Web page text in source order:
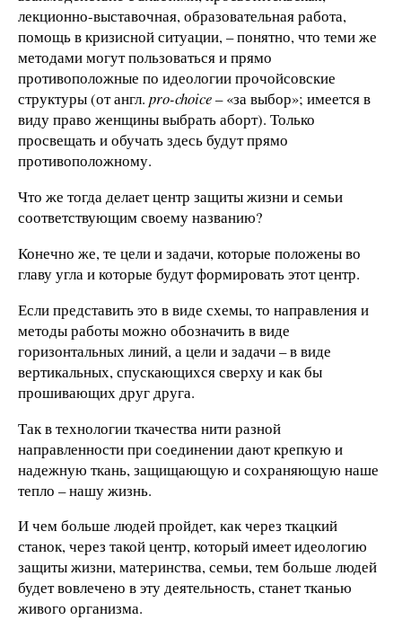
лекционно-выставочная, образовательная работа,
помощь в кризисной ситуации, – понятно, что теми же
методами могут пользоваться и прямо
противоположные по идеологии прочойсовские
структуры (от англ. pro-choice– «за выбор»; имеется в
виду право женщины выбрать аборт). Только
просвещать и обучать здесь будут прямо
противоположному.
Что же тогда делает центр защиты жизни и семьи
соответствующим своему названию?
Конечно же, те цели и задачи, которые положены во
главу угла и которые будут формировать этот центр.
Если представить это в виде схемы, то направления и
методы работы можно обозначить в виде
горизонтальных линий, а цели и задачи – в виде
вертикальных, спускающихся сверху и как бы
прошивающих друг друга.
Так в технологии ткачества нити разной
направленности при соединении дают крепкую и
надежную ткань, защищающую и сохраняющую наше
тепло – нашу жизнь.
И чем больше людей пройдет, как через ткацкий
станок, через такой центр, который имеет идеологию
защиты жизни, материнства, семьи, тем больше людей
будет вовлечено в эту деятельность, станет тканью
живого организма.